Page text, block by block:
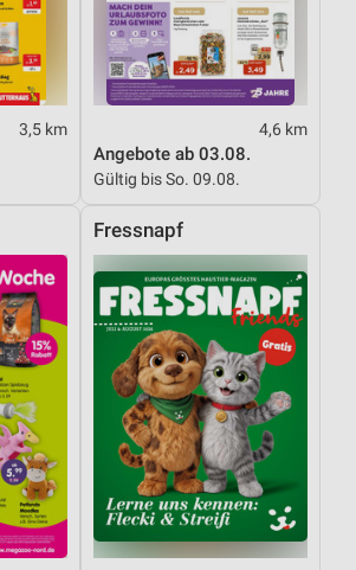
3,5 km 4,6 km
Angebote ab 03.08.
Gültig bis So. 09.08.
Fressnapf